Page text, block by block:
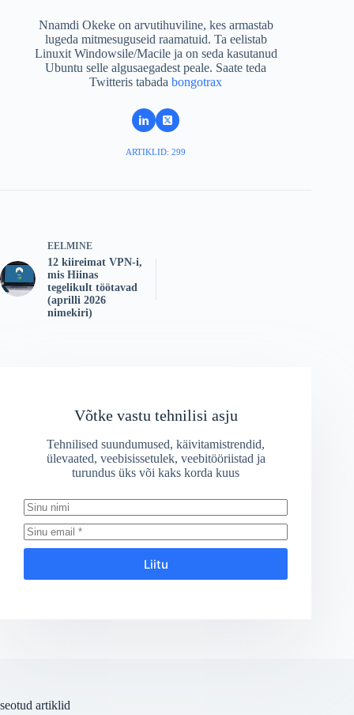
Nnamdi Okeke on arvutihuviline, kes armastab
lugeda mitmesuguseid raamatuid. Ta eelistab
Linuxit Windowsile/Macile ja on seda kasutanud
Ubuntu selle algusaegadest peale. Saate teda
Twitteris tabadabongotrax
ARTIKLID: 299
EELMINE
12 kiireimat VPN-i,
mis Hiinas
tegelikult töötavad
(aprilli 2026
nimekiri)
Võtke vastu tehnilisi asju
Tehnilised suundumused, käivitamistrendid,
ülevaated, veebisissetulek, veebitööriistad ja
turundus üks või kaks korda kuus
Liitu
seotud artiklid